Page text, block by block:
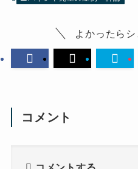
よかったらシ
コメント